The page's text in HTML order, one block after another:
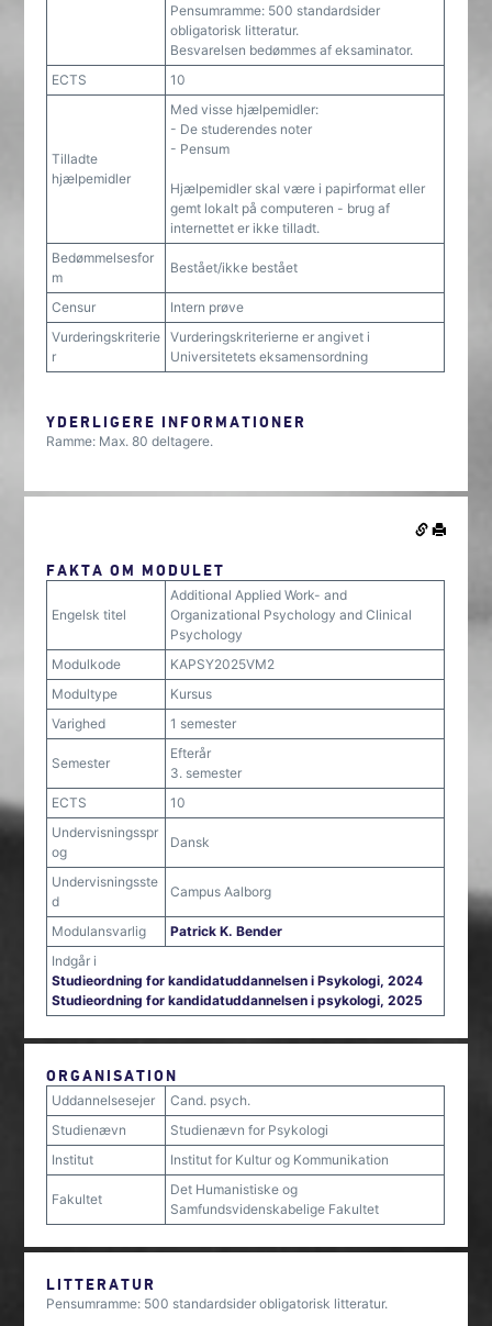
Pensumramme: 500 standardsider
obligatorisk litteratur.
Besvarelsen bedømmes af eksaminator.
ECTS
10
Tilladte
hjælpemidler
Med visse hjælpemidler:
- De studerendes noter
- Pensum
Hjælpemidler skal være i papirformat eller
gemt lokalt på computeren - brug af
internettet er ikke tilladt.
Bedømmelsesfor
m
Bestået/ikke bestået
Censur
Intern prøve
Vurderingskriterie
r
Vurderingskriterierne er angivet i
Universitetets eksamensordning
YDERLIGERE INFORMATIONER
Ramme: Max. 80 deltagere.
FAKTA OM MODULET
Engelsk titel
Additional Applied Work- and
Organizational Psychology and Clinical
Psychology
Modulkode
KAPSY2025VM2
Modultype
Kursus
Varighed
1 semester
Semester
Efterår
3. semester
ECTS
10
Undervisningsspr
og
Dansk
Undervisningsste
d
Campus Aalborg
Modulansvarlig
Patrick K. Bender
Indgår i
Studieordning for kandidatuddannelsen i Psykologi, 2024
Studieordning for kandidatuddannelsen i psykologi, 2025
ORGANISATION
Uddannelsesejer
Cand. psych.
Studienævn
Studienævn for Psykologi
Institut
Institut for Kultur og Kommunikation
Fakultet
Det Humanistiske og
Samfundsvidenskabelige Fakultet
LITTERATUR
Pensumramme: 500 standardsider obligatorisk litteratur.